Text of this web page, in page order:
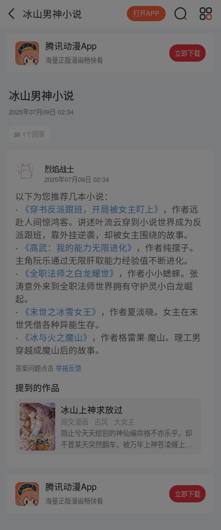
冰山男神小说 打开APP
腾讯动漫App
海量正版漫画畅快看
立即下载
冰山男神小说
2025年07月09日 02:34
1个回答
烈焰战士
2025年07月09日 02:34
以下为您推荐几本小说：
- 《穿书反派跟班，开局被女主盯上》 ，作者远
赴人间惊鸿客。讲述叶流云穿到小说世界成为反
派跟班，靠外挂逆袭，却被女主围绕的故事。
- 《高武：我的能力无限进化》 ，作者纯摆子。
主角阮乐通过无限肝取能力经验值不断进化。
- 《全职法师之白龙耀世》 ，作者小小蟋蟀。张
涛意外来到全职法师世界拥有守护灵小白龙崛
起。
- 《末世之冰雪女王》 ，作者夏淡晓。女主在末
世凭借各种异能生存。
- 《冰与火之魔山》 ，作者格雷果·魔山。理工男
穿越成魔山后的故事。
答案问题点击 举报反馈
提到的作品
冰山上神求放过
阅文漫画 · 古风 · 大女主
简止兮天天给别的神仙编命格不亦乐乎，却
不曾某天突然翻车，被万年上神苍凌缠上不
呀……等等，这块千年冰块，竟然化了？他
这是要对我做什么……
腾讯动漫App
海量正版漫画畅快看
立即下载